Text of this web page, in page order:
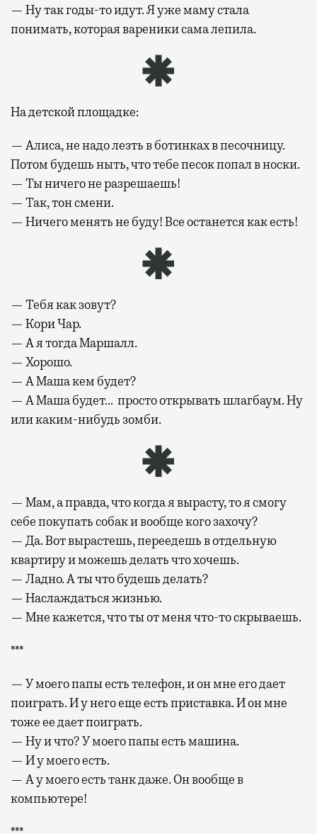
— Ну так годы-то идут. Я уже маму стала
понимать, которая вареники сама лепила.
На детской площадке:
— Алиса, не надо лезть в ботинках в песочницу.
Потом будешь ныть, что тебе песок попал в носки.
— Ты ничего не разрешаешь!
— Так, тон смени.
— Ничего менять не буду! Все останется как есть!
— Тебя как зовут?
— Кори Чар.
— А я тогда Маршалл.
— Хорошо.
— А Маша кем будет?
— А Маша будет… просто открывать шлагбаум. Ну
или каким-нибудь зомби.
— Мам, а правда, что когда я вырасту, то я смогу
себе покупать собак и вообще кого захочу?
— Да. Вот вырастешь, переедешь в отдельную
квартиру и можешь делать что хочешь.
— Ладно. А ты что будешь делать?
— Наслаждаться жизнью.
— Мне кажется, что ты от меня что-то скрываешь.
***
— У моего папы есть телефон, и он мне его дает
поиграть. И у него еще есть приставка. И он мне
тоже ее дает поиграть.
— Ну и что? У моего папы есть машина.
— И у моего есть.
— А у моего есть танк даже. Он вообще в
компьютере!